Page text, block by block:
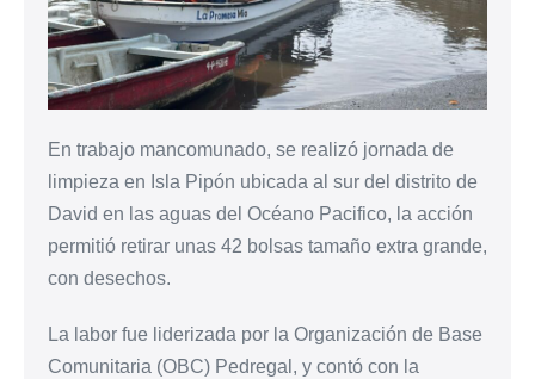
En trabajo mancomunado, se realizó jornada de
limpieza en Isla Pipón ubicada al sur del distrito de
David en las aguas del Océano Pacifico, la acción
permitió retirar unas 42 bolsas tamaño extra grande,
con desechos.
La labor fue liderizada por la Organización de Base
Comunitaria (OBC) Pedregal, y contó con la